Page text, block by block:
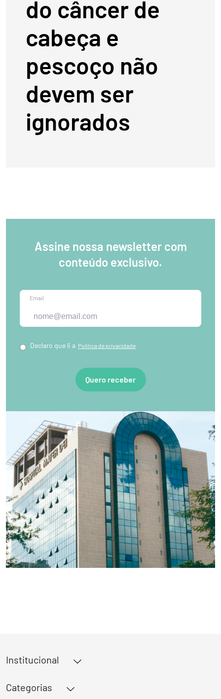
do câncer de
cabeça e
pescoço não
devem ser
ignorados
Assine nossa newsletter com
conteúdo exclusivo.
Email
Declaro que li a Política de privacidade
Quero receber
Institucional
Filosofia e História
Categorias